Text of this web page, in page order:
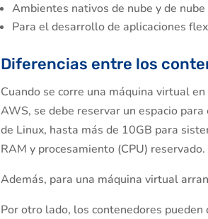
Ambientes nativos de nube y de
Para el desarrollo de aplicaciones
Diferencias entre los
Cuando se corre una máquina virtual
AWS, se debe reservar un espacio
de Linux, hasta más de 10GB para
RAM y procesamiento (CPU) reservado.
Además, para una máquina virtual
Por otro lado, los contenedores